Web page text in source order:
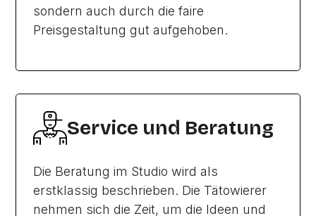
sondern auch durch die faire
Preisgestaltung gut aufgehoben.
Service und Beratung
Die Beratung im Studio wird als
erstklassig beschrieben. Die Tätowierer
nehmen sich die Zeit, um die Ideen und